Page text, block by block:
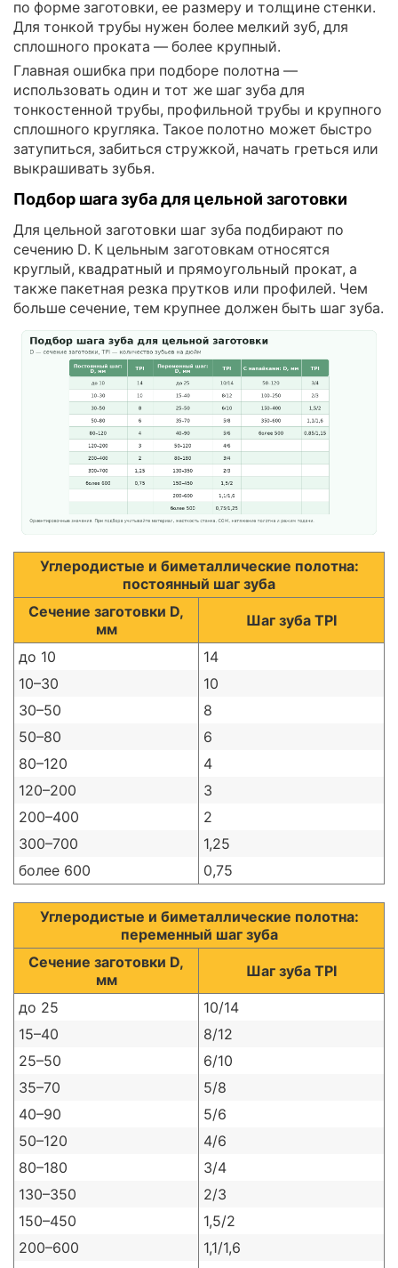
по форме заготовки, ее размеру и толщине стенки.
Для тонкой трубы нужен более мелкий зуб, для
сплошного проката — более крупный.
Главная ошибка при подборе полотна —
использовать один и тот же шаг зуба для
тонкостенной трубы, профильной трубы и крупного
сплошного кругляка. Такое полотно может быстро
затупиться, забиться стружкой, начать греться или
выкрашивать зубья.
Подбор шага зуба для цельной заготовки
Для цельной заготовки шаг зуба подбирают по
сечению D. К цельным заготовкам относятся
круглый, квадратный и прямоугольный прокат, а
также пакетная резка прутков или профилей. Чем
больше сечение, тем крупнее должен быть шаг зуба.
Углеродистые и биметаллические полотна:
постоянный шаг зуба
Сечение заготовки D,
мм
Шаг зуба TPI
до 10
14
10–30
10
30–50
8
50–80
6
80–120
4
120–200
3
200–400
2
300–700
1,25
более 600
0,75
Углеродистые и биметаллические полотна:
переменный шаг зуба
Сечение заготовки D,
мм
Шаг зуба TPI
до 25
10/14
15–40
8/12
25–50
6/10
35–70
5/8
40–90
5/6
50–120
4/6
80–180
3/4
130–350
2/3
150–450
1,5/2
200–600
1,1/1,6